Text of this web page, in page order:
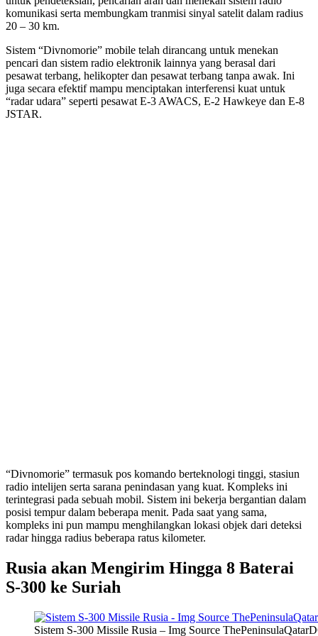
komunikasi serta membungkam tranmisi sinyal satelit dalam radius
20 – 30 km.
Sistem “Divnomorie” mobile telah dirancang untuk menekan
pencari dan sistem radio elektronik lainnya yang berasal dari
pesawat terbang, helikopter dan pesawat terbang tanpa awak. Ini
juga secara efektif mampu menciptakan interferensi kuat untuk
“radar udara” seperti pesawat E-3 AWACS, E-2 Hawkeye dan E-8
JSTAR.
“Divnomorie” termasuk pos komando berteknologi tinggi, stasiun
radio intelijen serta sarana penindasan yang kuat. Kompleks ini
terintegrasi pada sebuah mobil. Sistem ini bekerja bergantian dalam
posisi tempur dalam beberapa menit. Pada saat yang sama,
kompleks ini pun mampu menghilangkan lokasi objek dari deteksi
radar hingga radius beberapa ratus kilometer.
Rusia akan Mengirim Hingga 8 Baterai
S-300 ke Suriah
Sistem S-300 Missile Rusia – Img Source